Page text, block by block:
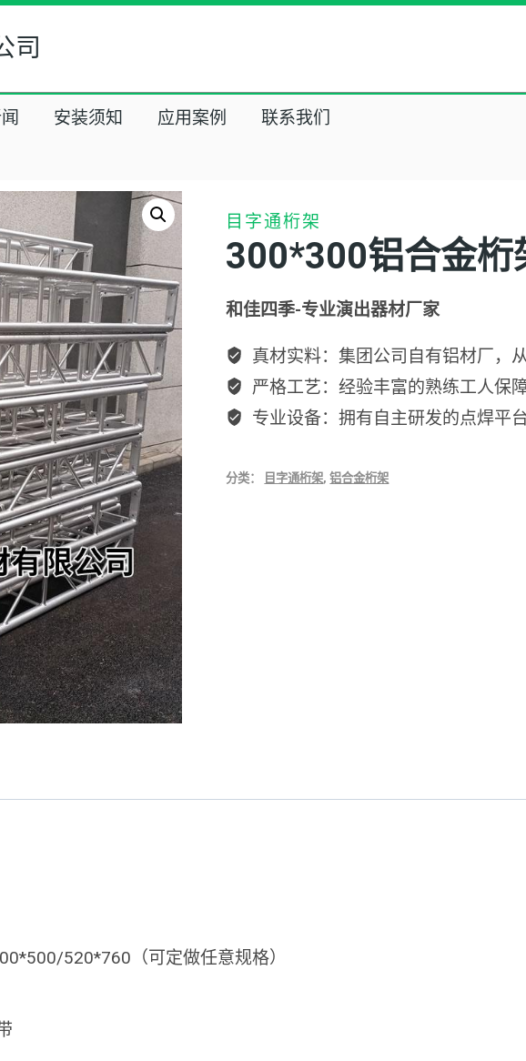
司
安装须知 应用案例 联系我们
目字通桁架
300*300铝合金桁
和佳四季-专业演出器材厂家
真材实料：集团公司自有铝材厂，
严格工艺：经验丰富的熟练工人保
专业设备：拥有自主研发的点焊平
分类： 目字通桁架,铝合金桁架
520*760（可定做任意规格）